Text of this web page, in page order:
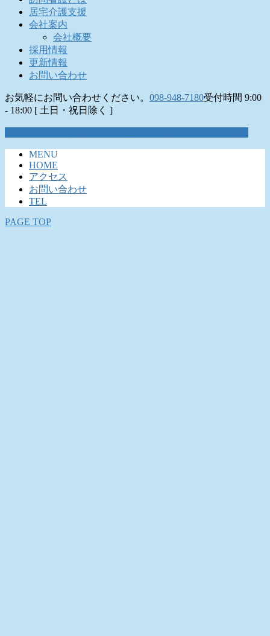
居宅介護支援
会社案内
会社概要
採用情報
更新情報
お問い合わせ
お気軽にお問い合わせください。 098-948-7180受付時間 9:00
- 18:00 [ 土日・祝日除く ]
MENU
HOME
アクセス
お問い合わせ
TEL
PAGE TOP